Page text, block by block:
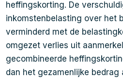
heffingskorting. De
inkomstenbelasting over het
verminderd met de
omgezet verlies uit
gecombineerde
dan het gezamenlijke bedrag